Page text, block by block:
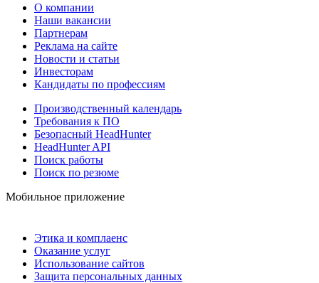
О компании
Наши вакансии
Партнерам
Реклама на сайте
Новости и статьи
Инвесторам
Кандидаты по профессиям
Производственный календарь
Требования к ПО
Безопасный HeadHunter
HeadHunter API
Поиск работы
Поиск по резюме
Мобильное приложение
Этика и комплаенс
Оказание услуг
Использование сайтов
Защита персональных данных